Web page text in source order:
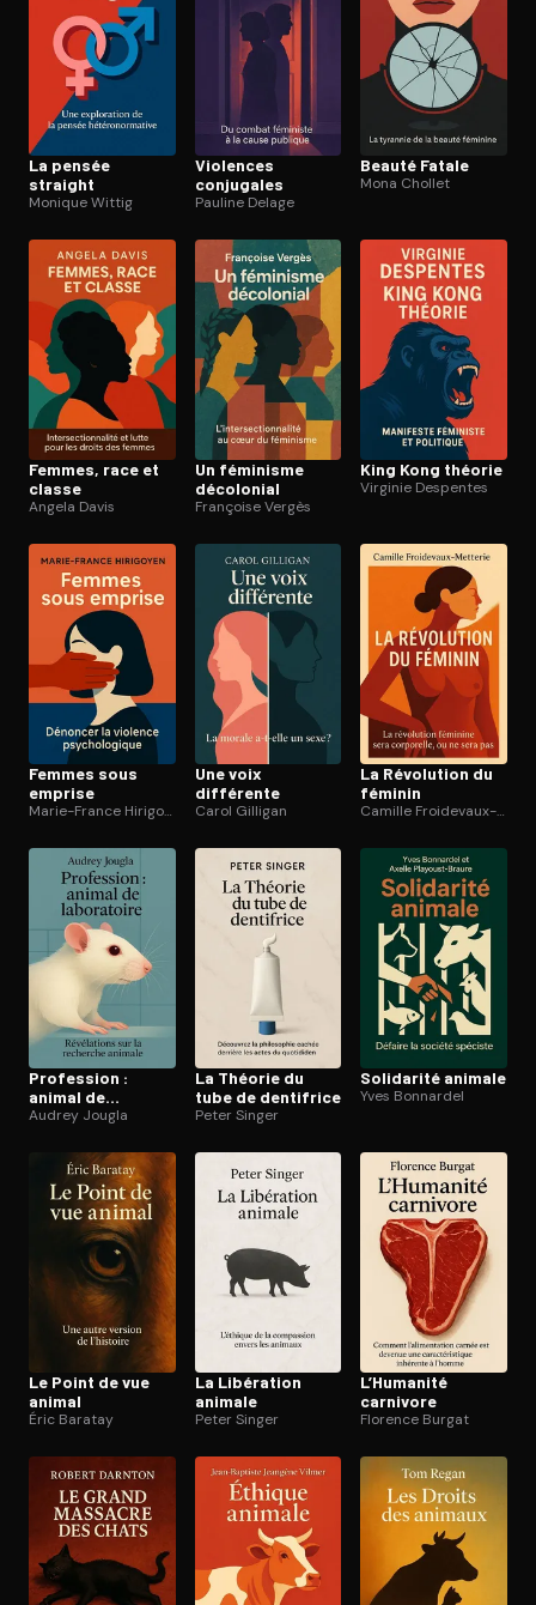
La pensée
straight
Monique Wittig
Violences
conjugales
Pauline Delage
Beauté Fatale
Mona Chollet
Femmes, race et
classe
Angela Davis
Un féminisme
décolonial
Françoise Vergès
King Kong théorie
Virginie Despentes
Femmes sous
emprise
Marie-France Hirigoyen
Une voix
différente
Carol Gilligan
La Révolution du
féminin
Camille Froidevaux-Metterie
Profession :
animal de
laboratoire
Audrey Jougla
La Théorie du
tube de dentifrice
Peter Singer
Solidarité animale
Yves Bonnardel
Le Point de vue
animal
Éric Baratay
La Libération
animale
Peter Singer
L’Humanité
carnivore
Florence Burgat